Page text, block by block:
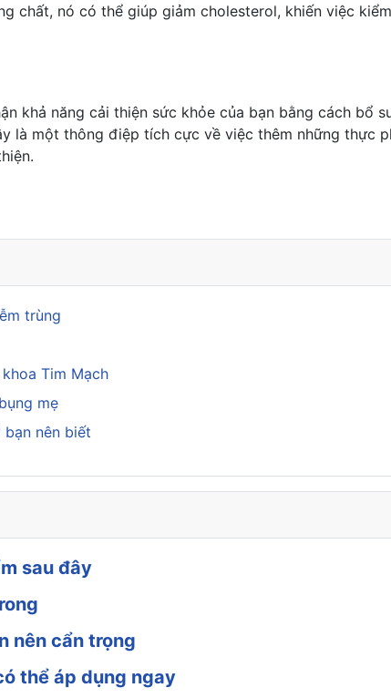
chất, nó có thể giúp giảm cholesterol, khiến việc
khả năng cải thiện sức khỏe của bạn bằng cách bổ
là một thông điệp tích cực về việc thêm những thực
nhanh chóng?
trùng
Tim Mạch
mẹ
nên biết
sau đây
nên cẩn trọng
thể áp dụng ngay